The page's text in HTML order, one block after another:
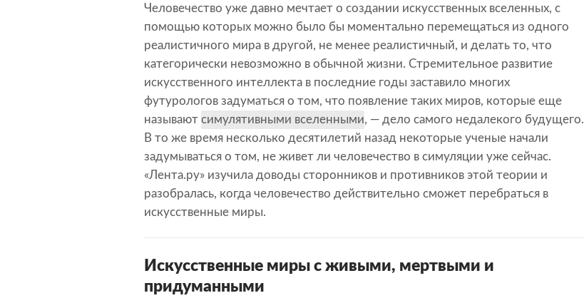
Человечество уже давно мечтает о создании искусственных вселенных, с
помощью которых можно было бы моментально перемещаться из одного
реалистичного мира в другой, не менее реалистичный, и делать то, что
категорически невозможно в обычной жизни. Стремительное развитие
искусственного интеллекта в последние годы заставило многих
футурологов задуматься о том, что появление таких миров, которые еще
называют симулятивными вселенными, — дело самого недалекого будущего.
В то же время несколько десятилетий назад некоторые ученые начали
задумываться о том, не живет ли человечество в симуляции уже сейчас.
«Лента.ру» изучила доводы сторонников и противников этой теории и
разобралась, когда человечество действительно сможет перебраться в
искусственные миры.
Искусственные миры с живыми, мертвыми и
придуманными